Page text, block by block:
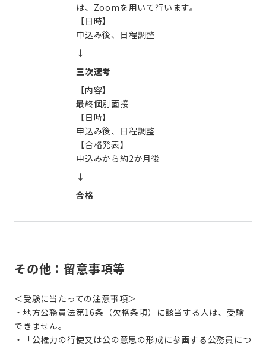
は、Zoomを用いて行います。
【日時】
申込み後、日程調整
↓
三次選考
【内容】
最終個別面接
【日時】
申込み後、日程調整
【合格発表】
申込みから約2か月後
↓
合格
その他：留意事項等
＜受験に当たっての注意事項＞
・地方公務員法第16条（欠格条項）に該当する人は、受験
できません。
・「公権力の行使又は公の意思の形成に参画する公務員につ